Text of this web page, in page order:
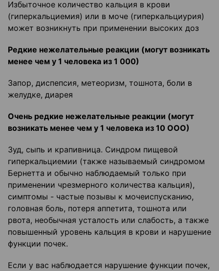
Избыточное количество кальция в крови
(гиперкальциемия) или в моче (гиперкальциурия)
может возникнуть при применении высоких доз
Редкие нежелательные реакции (могут возникать
менее чем у 1 человека из 1 000)
Запор, диспепсия, метеоризм, тошнота, боли в
желудке, диарея
Очень редкие нежелательные реакции (могут
возникать менее чем у 1 человека из 10 ООО)
Зуд, сыпь и крапивница. Синдром пищевой
гиперкальциемии (также называемый синдромом
Бернетта и обычно наблюдаемый только при
применении чрезмерного количества кальция),
симптомы - частые позывы к мочеиспусканию,
головная боль, потеря аппетита, тошнота или
рвота, необычная усталость или слабость, а также
повышенный уровень кальция в крови и нарушение
функции почек.
Если у вас наблюдается нарушение функции почек,